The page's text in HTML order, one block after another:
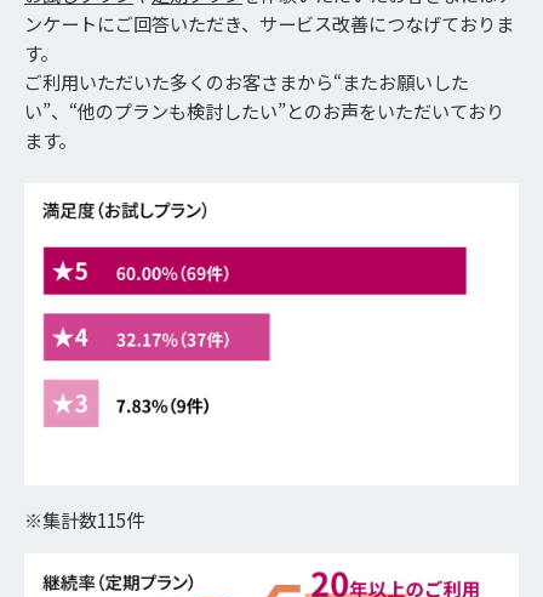
ンケートにご回答いただき、サービス改善につなげておりま
す。
ご利用いただいた多くのお客さまから“またお願いした
い”、“他のプランも検討したい”とのお声をいただいており
ます。
※集計数115件